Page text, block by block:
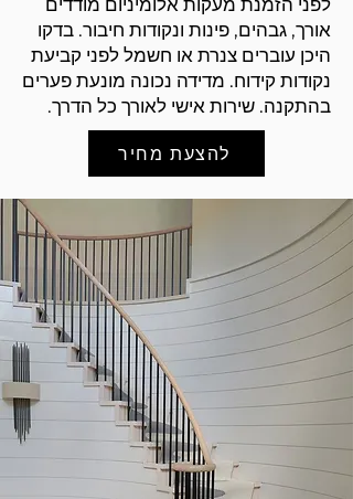
לפני הזמנת מעקות אלומיניום מודדים
אורך, גבהים, פינות ונקודות חיבור. בדקו
היכן עוברים צנרת או חשמל לפני קביעת
נקודות קידוח. מדידה נכונה מונעת פערים
בהתקנה. שירות אישי לאורך כל הדרך.
להצעת מחיר